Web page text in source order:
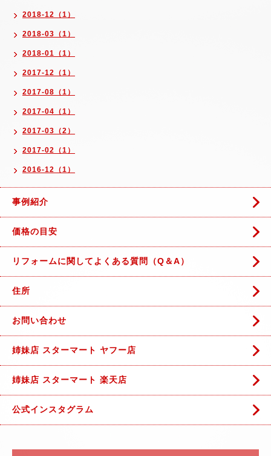
2018-12（1）
2018-03（1）
2018-01（1）
2017-12（1）
2017-08（1）
2017-04（1）
2017-03（2）
2017-02（1）
2016-12（1）
事例紹介
価格の目安
リフォームに関してよくある質問（Q＆A）
住所
お問い合わせ
姉妹店 スターマート ヤフー店
姉妹店 スターマート 楽天店
公式インスタグラム